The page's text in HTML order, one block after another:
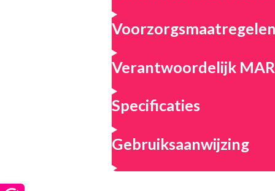
Voorzorgsmaatregelen
Verantwoordelijk
Specificaties
Gebruiksaanwijzing